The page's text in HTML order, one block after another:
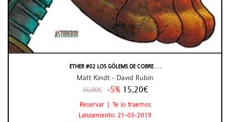
ETHER #02 LOS GÓLEMS DE COBRE . . .
Matt Kindt - David Rubín
16,00€ -5% 15,20€
Reservar | Te lo traemos
Lanzamiento: 21-03-2019